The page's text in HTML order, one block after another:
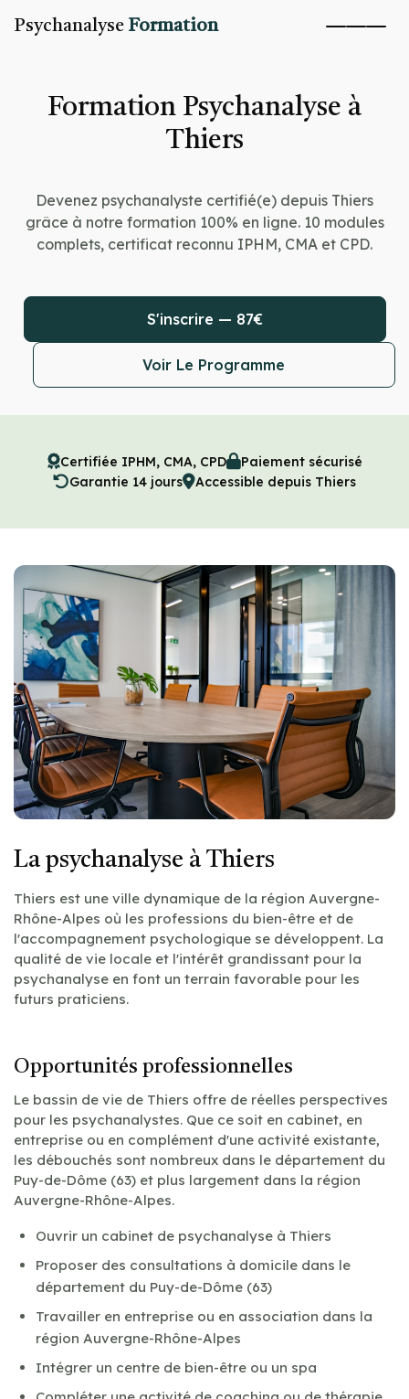
Psychanalyse Formation
Formation Psychanalyse à
Thiers
Devenez psychanalyste certifié(e) depuis Thiers
grâce à notre formation 100% en ligne. 10 modules
complets, certificat reconnu IPHM, CMA et CPD.
S'inscrire — 87€
Voir Le Programme
Certifiée IPHM, CMA, CPD
Paiement sécurisé
Garantie 14 jours
Accessible depuis Thiers
La psychanalyse à Thiers
Thiers est une ville dynamique de la région Auvergne-
Rhône-Alpes où les professions du bien-être et de
l'accompagnement psychologique se développent. La
qualité de vie locale et l'intérêt grandissant pour la
psychanalyse en font un terrain favorable pour les
futurs praticiens.
Opportunités professionnelles
Le bassin de vie de Thiers offre de réelles perspectives
pour les psychanalystes. Que ce soit en cabinet, en
entreprise ou en complément d'une activité existante,
les débouchés sont nombreux dans le département du
Puy-de-Dôme (63) et plus largement dans la région
Auvergne-Rhône-Alpes.
Ouvrir un cabinet de psychanalyse à Thiers
Proposer des consultations à domicile dans le
département du Puy-de-Dôme (63)
Travailler en entreprise ou en association dans la
région Auvergne-Rhône-Alpes
Intégrer un centre de bien-être ou un spa